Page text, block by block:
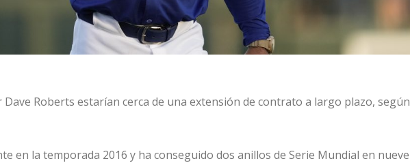
Roberts estarían cerca de una extensión de contrato a largo plazo, según
en la temporada 2016 y ha conseguido dos anillos de Serie Mundial en nueve